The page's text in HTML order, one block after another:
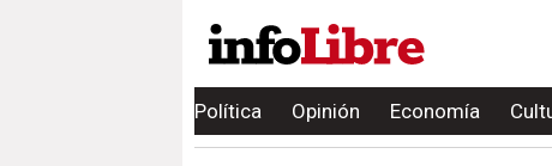
Política Opinión Economía